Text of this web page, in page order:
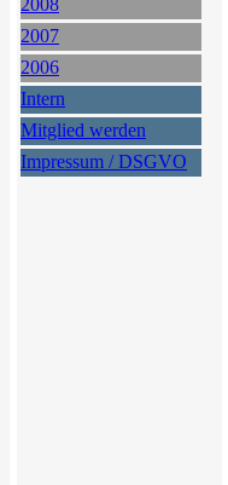
2008
2007
2006
Intern
Mitglied werden
Impressum / DSGVO